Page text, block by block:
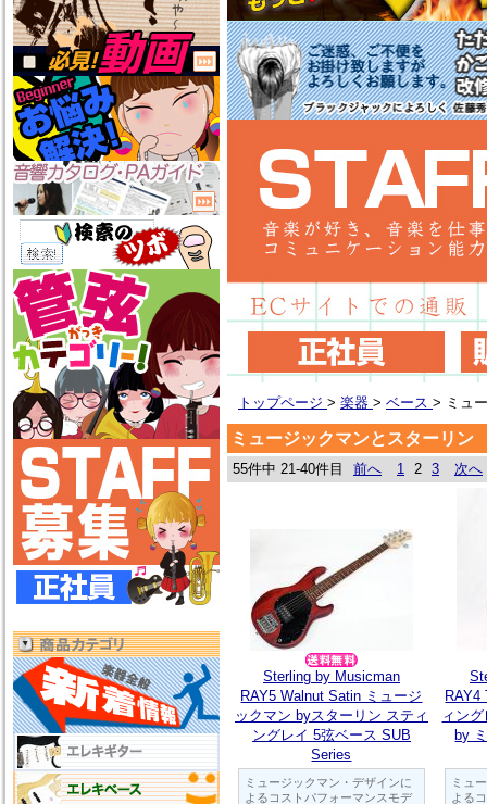
トップページ > 楽器 > ベース > ミュ
ミュージックマンとスターリン
55件中 21-40件目 前へ 1 2 3 次へ
Sterling by Musicman
RAY5 Walnut Satin ミュージ
ックマン byスターリン スティ
ングレイ 5弦ベース SUB
Series
ミュージックマン・デザインに
よるコストパフォーマンスモデ
RAY4
ィン
by
ミュ
よる